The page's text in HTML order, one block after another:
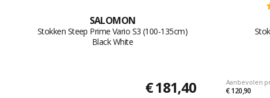
SALOMON
Stokken Steep Prime Vario S3 (100-135cm)
Black White
€ 181,40 Aanbevolen
€ 120,90